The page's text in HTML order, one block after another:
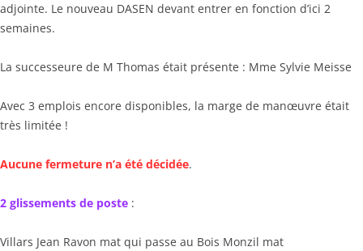
adjointe. Le nouveau DASEN devant entrer en fonction d’ici 2
semaines.
La successeure de M Thomas était présente : Mme Sylvie Meisse
Avec 3 emplois encore disponibles, la marge de manœuvre était
très limitée !
Aucune fermeture n’a été décidée.
2 glissements de poste :
Villars Jean Ravon mat qui passe au Bois Monzil mat